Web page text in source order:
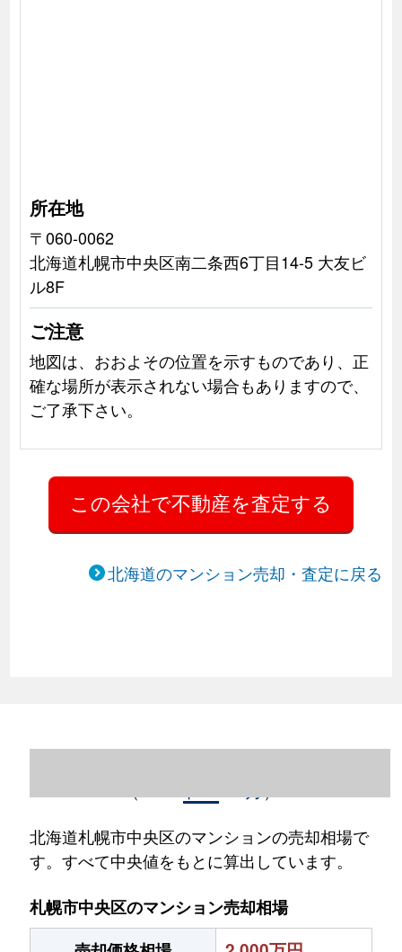
所在地
〒060-0062
北海道札幌市中央区南二条西6丁目14-5 大友ビ
ル8F
ご注意
地図は、おおよその位置を示すものであり、正
確な場所が表示されない場合もありますので、
ご了承下さい。
北海道のマンション売却・査定に戻る
北海道札幌市中央区のマンションの売却相場で
す。すべて中央値をもとに算出しています。
札幌市中央区のマンション売却相場